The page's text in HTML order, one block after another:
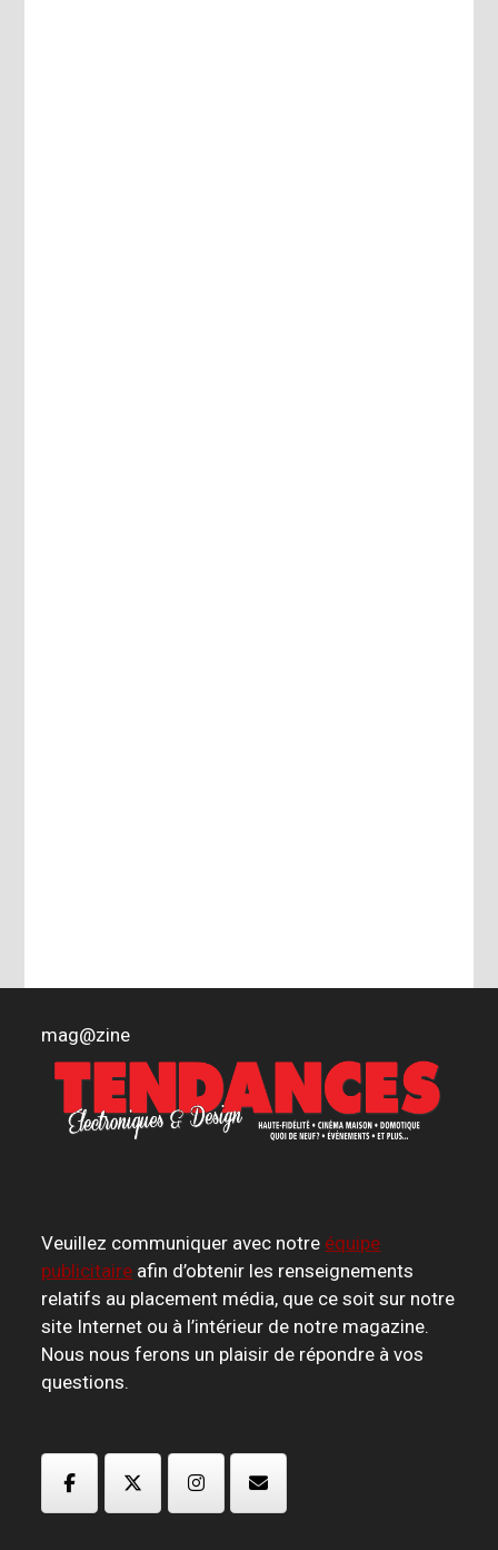
mag@zine
Veuillez communiquer avec notre équipe
publicitaire afin d’obtenir les renseignements
relatifs au placement média, que ce soit sur notre
site Internet ou à l’intérieur de notre magazine.
Nous nous ferons un plaisir de répondre à vos
questions.